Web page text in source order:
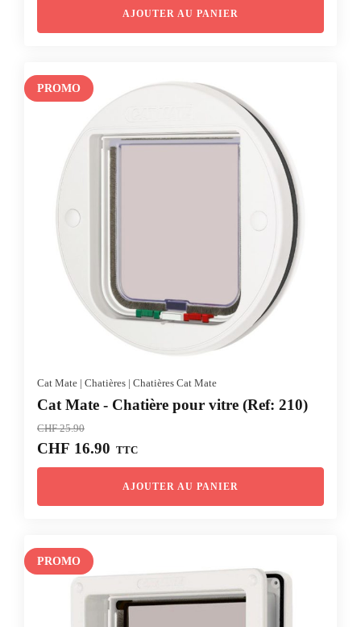
AJOUTER AU PANIER
PROMO
Cat Mate Chatières Chatières Cat Mate
Cat Mate - Chatière pour vitre (Ref: 210)
CHF25.90
Le
prix
était :
CHF 16.90 Le
prix
actuel
est :
TTC
AJOUTER AU PANIER
PROMO